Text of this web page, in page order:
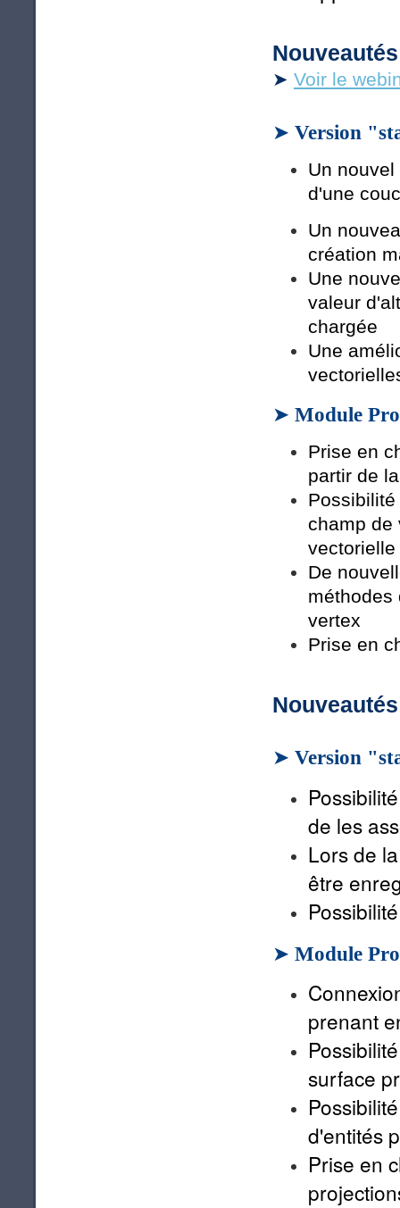
➤ Voir le
➤ Version
Un
d'une
Un
création
Une
valeur
chargée
Une
➤ Module Pro
Prise en
partir de
champ de
De
méthodes
vertex
Prise en
➤ Version
de les
Lors de
être
➤ Module Pro
prenant
surface
d'entités
Prise en